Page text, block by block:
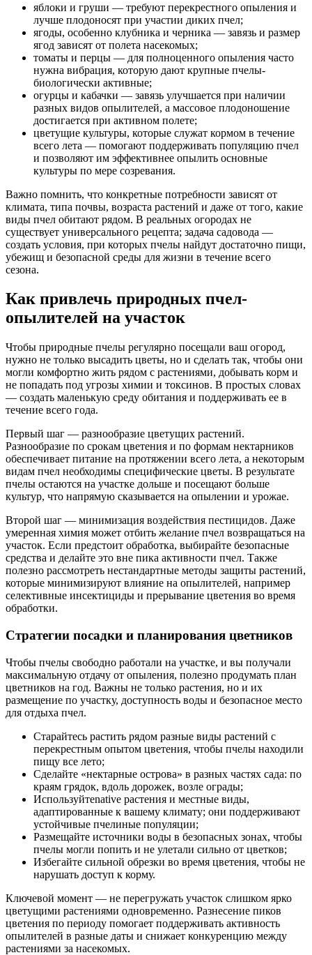
яблоки и груши — требуют перекрестного опыления и
лучше плодоносят при участии диких пчел;
ягоды, особенно клубника и черника — завязь и размер
ягод зависят от полета насекомых;
томаты и перцы — для полноценного опыления часто
нужна вибрация, которую дают крупные пчелы-
биологически активные;
огурцы и кабачки — завязь улучшается при наличии
разных видов опылителей, а массовое плодоношение
достигается при активном полете;
цветущие культуры, которые служат кормом в течение
всего лета — помогают поддерживать популяцию пчел
и позволяют им эффективнее опылить основные
культуры по мере созревания.
Важно помнить, что конкретные потребности зависят от
климата, типа почвы, возраста растений и даже от того, какие
виды пчел обитают рядом. В реальных огородах не
существует универсального рецепта; задача садовода —
создать условия, при которых пчелы найдут достаточно пищи,
убежищ и безопасной среды для жизни в течение всего
сезона.
Как привлечь природных пчел-
опылителей на участок
Чтобы природные пчелы регулярно посещали ваш огород,
нужно не только высадить цветы, но и сделать так, чтобы они
могли комфортно жить рядом с растениями, добывать корм и
не попадать под угрозы химии и токсинов. В простых словах
— создать маленькую среду обитания и поддерживать ее в
течение всего года.
Первый шаг — разнообразие цветущих растений.
Разнообразие по срокам цветения и по формам нектарников
обеспечивает питание на протяжении всего лета, а некоторым
видам пчел необходимы специфические цветы. В результате
пчелы остаются на участке дольше и посещают больше
культур, что напрямую сказывается на опылении и урожае.
Второй шаг — минимизация воздействия пестицидов. Даже
умеренная химия может отбить желание пчел возвращаться на
участок. Если предстоит обработка, выбирайте безопасные
средства и делайте это вне пика активности пчел. Также
полезно рассмотреть нестандартные методы защиты растений,
которые минимизируют влияние на опылителей, например
селективные инсектициды и прерывание цветения во время
обработки.
Стратегии посадки и планирования цветников
Чтобы пчелы свободно работали на участке, и вы получали
максимальную отдачу от опыления, полезно продумать план
цветников на год. Важны не только растения, но и их
размещение по участку, доступность воды и безопасное место
для отдыха пчел.
Старайтесь растить рядом разные виды растений с
перекрестным опытом цветения, чтобы пчелы находили
пищу все лето;
Сделайте «нектарные острова» в разных частях сада: по
краям грядок, вдоль дорожек, возле ограды;
Используйтеnative растения и местные виды,
адаптированные к вашему климату; они поддерживают
устойчивые пчелиные популяции;
Размещайте источники воды в безопасных зонах, чтобы
пчелы могли попить и не улетали сильно от цветков;
Избегайте сильной обрезки во время цветения, чтобы не
нарушать доступ к корму.
Ключевой момент — не перегружать участок слишком ярко
цветущими растениями одновременно. Разнесение пиков
цветения по периоду помогает поддерживать активность
опылителей в разные даты и снижает конкуренцию между
растениями за насекомых.